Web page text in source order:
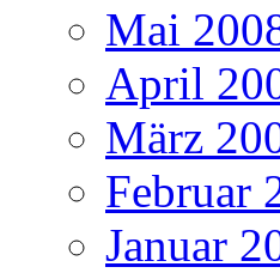
Mai
April
März
Februar
Januar